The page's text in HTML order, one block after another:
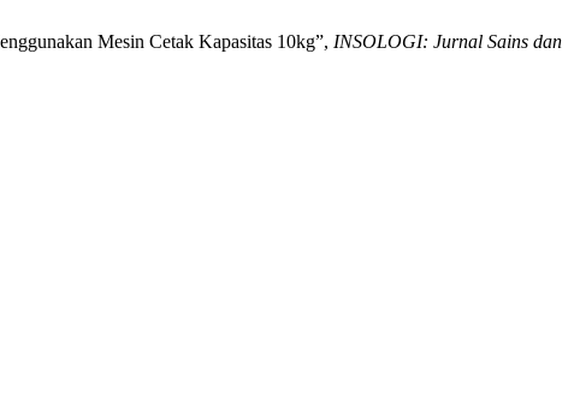
Mesin Cetak Kapasitas 10kg”, INSOLOGI: Jurnal Sains dan